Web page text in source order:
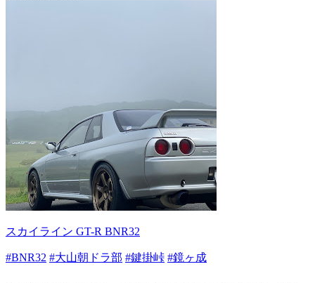
スカイライン GT-R BNR32
#BNR32 #大山朝ドラ部 #鍵掛峠 #鏡ヶ成